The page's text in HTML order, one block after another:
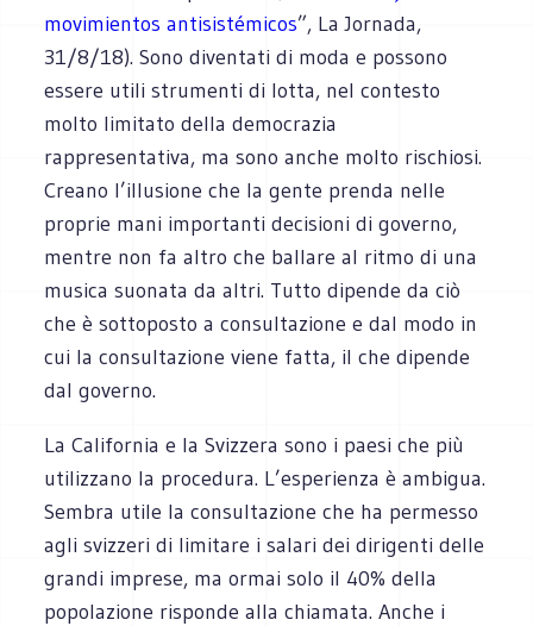
movimientos antisistémicos”, La Jornada,
31/8/18). Sono diventati di moda e possono
essere utili strumenti di lotta, nel contesto
molto limitato della democrazia
rappresentativa, ma sono anche molto rischiosi.
Creano l’illusione che la gente prenda nelle
proprie mani importanti decisioni di governo,
mentre non fa altro che ballare al ritmo di una
musica suonata da altri. Tutto dipende da ciò
che è sottoposto a consultazione e dal modo in
cui la consultazione viene fatta, il che dipende
dal governo.
La California e la Svizzera sono i paesi che più
utilizzano la procedura. L’esperienza è ambigua.
Sembra utile la consultazione che ha permesso
agli svizzeri di limitare i salari dei dirigenti delle
grandi imprese, ma ormai solo il 40% della
popolazione risponde alla chiamata. Anche i